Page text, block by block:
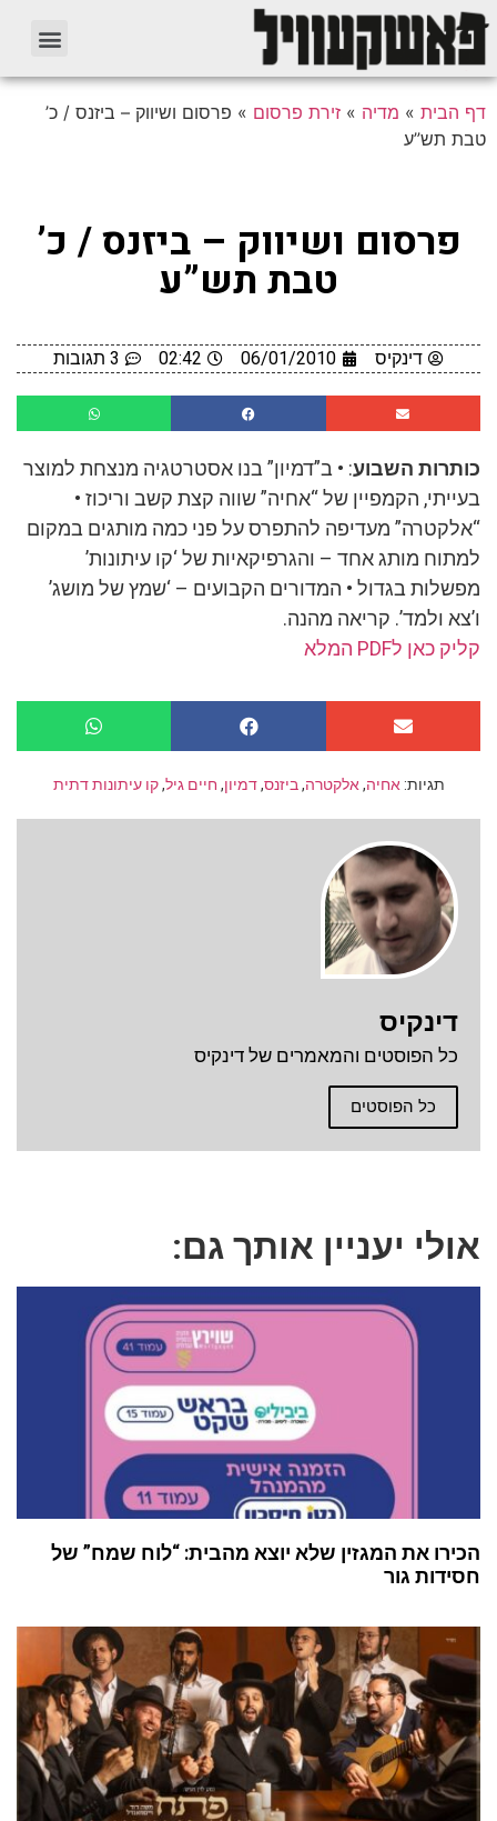
דף הבית » מדיה » זירת פרסום » פרסום ושיווק – ביזנס / כ’
טבת תש”ע
פרסום ושיווק – ביזנס / כ’
טבת תש”ע
דינקיס 06/01/2010
02:42 3 תגובות
כותרות השבוע: • ב”דמיון” בנו אסטרטגיה מנצחת למוצר
בעייתי, הקמפיין של “אחיה” שווה קצת קשב וריכוז •
“אלקטרה” מעדיפה להתפרס על פני כמה מותגים במקום
למתוח מותג אחד – והגרפיקאיות של ‘קו עיתונות’
מפשלות בגדול • המדורים הקבועים – ‘שמץ של מושג’
ו’צא ולמד’. קריאה מהנה.
קליק כאן לPDF המלא
תגיות: אחיה,אלקטרה,ביזנס,דמיון, חיים גיל,קו עיתונות דתית
דינקיס
כל הפוסטים והמאמרים של דינקיס
כל הפוסטים
אולי יעניין אותך גם:
הכירו את המגזין שלא יוצא מהבית: “לוח שמח” של
חסידות גור